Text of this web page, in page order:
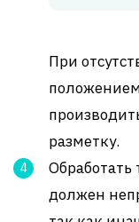
При
положением
разметку.
Обработать
должен